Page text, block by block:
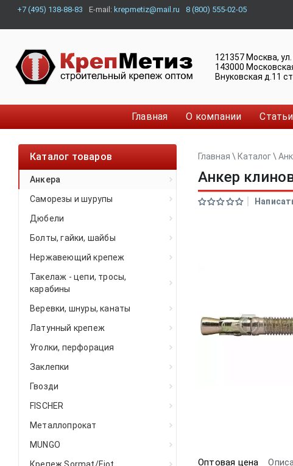
+7 (495) 138-88-83 E-mail: krepmetiz@mail.ru 8 (800) 555-02-05
121357 Москва,
143000
Внуковская д.11
Главная О компании Статьи
Каталог товаров
Анкера
Саморезы и шурупы
Дюбели
Болты, гайки, шайбы
Нержавеющий крепеж
Такелаж - цепи, тросы,
карабины
Веревки, шнуры, канаты
Латунный крепеж
Уголки, перфорация
Заклепки
Гвозди
FISCHER
Металлопрокат
MUNGO
Главная \ Каталог\
Анкер
Оптовая цена